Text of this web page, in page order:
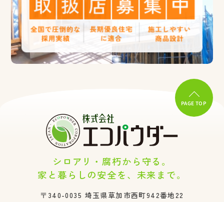
PAGE TOP
シロアリ・腐朽から守る。
家と暮らしの安全を、未来まで。
〒340-0035 埼玉県草加市西町942番地22